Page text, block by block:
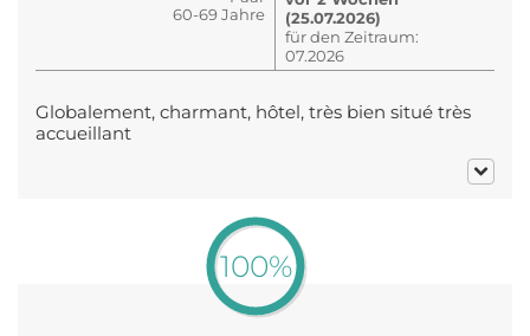
60-69 Jahre
(25.07.2026)
für den Zeitraum:
07.2026
Globalement, charmant, hôtel, très bien situé très
accueillant
100%